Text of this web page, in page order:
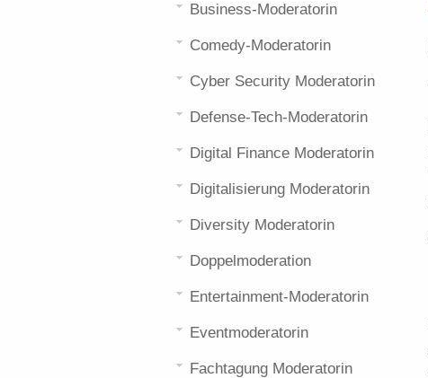
Business-Moderatorin
Comedy-Moderatorin
Cyber Security Moderatorin
Defense-Tech-Moderatorin
Digital Finance Moderatorin
Digitalisierung Moderatorin
Diversity Moderatorin
Doppelmoderation
Entertainment-Moderatorin
Eventmoderatorin
Fachtagung Moderatorin